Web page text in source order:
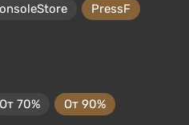
PressF
От 70% От 90%